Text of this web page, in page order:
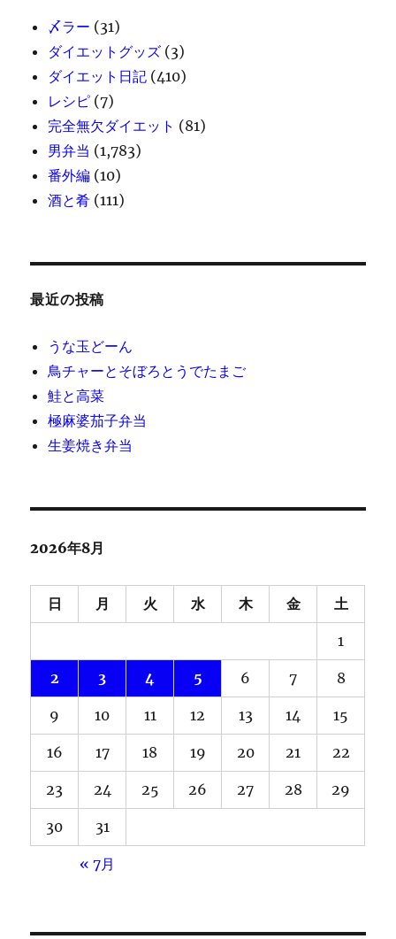
〆ラー (31)
ダイエットグッズ (3)
ダイエット日記 (410)
レシピ (7)
完全無欠ダイエット (81)
男弁当 (1,783)
番外編 (10)
酒と肴 (111)
最近の投稿
うな玉どーん
鳥チャーとそぼろとうでたまご
鮭と高菜
極麻婆茄子弁当
生姜焼き弁当
2026年8月
日 月 火 水 木 金 土
1
2 3 4 5 6 7 8
9 10 11 12 13 14 15
16 17 18 19 20 21 22
23 24 25 26 27 28 29
30 31
« 7月